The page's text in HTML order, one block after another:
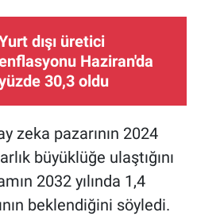
dışı üretici
Haziran'da
30,3 oldu
zeka pazarının 2024
büyüklüğe ulaştığını
2032 yılında 1,4
beklendiğini söyledi.